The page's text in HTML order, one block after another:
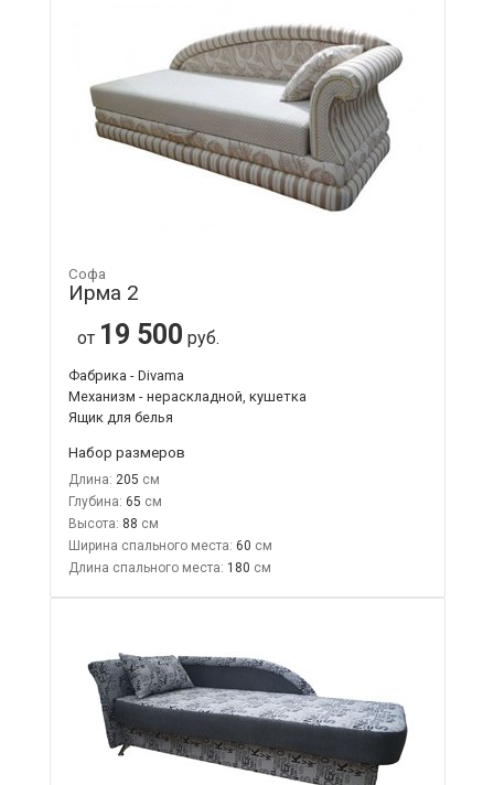
Софа
Ирма 2
от 19 500 руб.
Фабрика - Divama
Механизм - нераскладной, кушетка
Ящик для белья
Набор размеров
Длина: 205
Глубина: 65
Высота: 88
Ширина спального места: 60
Длина спального места: 180